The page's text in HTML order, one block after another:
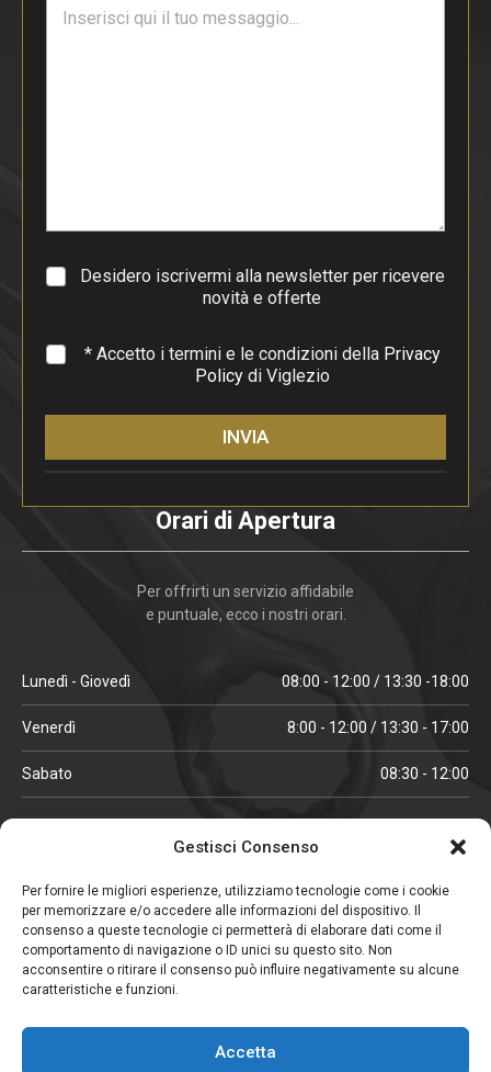
Gestisci Consenso
Per fornire le migliori esperienze, utilizziamo tecnologie come i cookie
per memorizzare e/o accedere alle informazioni del dispositivo. Il
consenso a queste tecnologie ci permetterà di elaborare dati come il
comportamento di navigazione o ID unici su questo sito. Non
acconsentire o ritirare il consenso può influire negativamente su alcune
caratteristiche e funzioni.
Accetta
g
a
f
Desidero iscrivermi alla newsletter per ricevere
novità e offerte
* * Accetto i termini e le condizioni della Privacy
Policydi Viglezio
INVIA
Orari di Apertura
Per offrirti un servizio affidabile
e puntuale, ecco i nostri orari.
Lunedì - Giovedì 08:00 - 12:00 / 13:30 -18:00
Venerdì 8:00 - 12:00 / 13:30 - 17:00
Sabato 08:30 - 12:00
ORARI IN ALTA STAGIONE
Lunedì - Venerdì 08:00 - 12:00 / 13:30 -18:00
Sabato 08:00 - 12:00
CHIUSO IL SABATO
(gennaio, febbraio, agosto, settembre)